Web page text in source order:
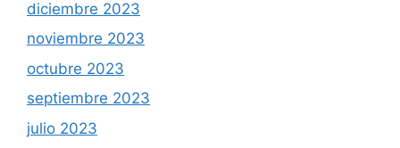
diciembre 2023
noviembre 2023
octubre 2023
septiembre 2023
julio 2023